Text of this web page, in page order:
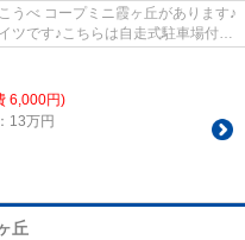
うべ コープミニ霞ヶ丘があります♪
ツです♪こちらは自走式駐車場付き
6,000円)
13万円
丘